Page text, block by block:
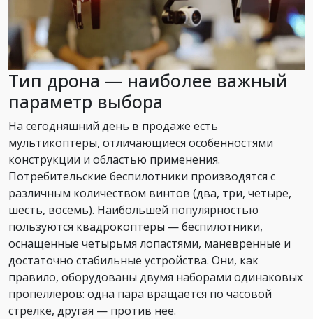
Тип дрона — наиболее важный
параметр выбора
На сегодняшний день в продаже есть
мультикоптеры, отличающиеся особенностями
конструкции и областью применения.
Потребительские беспилотники производятся с
различным количеством винтов (два, три, четыре,
шесть, восемь). Наибольшей популярностью
пользуются квадрокоптеры — беспилотники,
оснащенные четырьмя лопастями, маневренные и
достаточно стабильные устройства. Они, как
правило, оборудованы двумя наборами одинаковых
пропеллеров: одна пара вращается по часовой
стрелке, другая — против нее.